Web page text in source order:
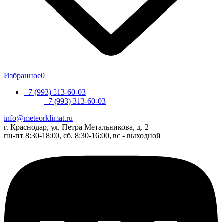
Избранное0
+7 (993) 313-60-03
+7 (993) 313-60-03
info@meteorklimat.ru
г. Краснодар, ул. Петра Метальникова, д. 2
пн-пт 8:30-18:00, сб. 8:30-16:00, вс - выходной